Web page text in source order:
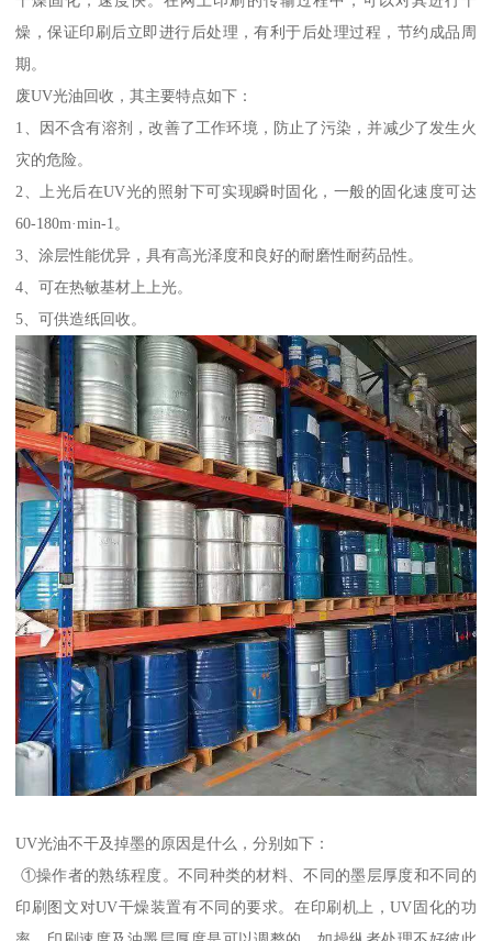
燥，保证印刷后立即进行后处理，有利于后处理过程，节约成品周
期。
废UV光油回收，其主要特点如下：
1、因不含有溶剂，改善了工作环境，防止了污染，并减少了发生火
灾的危险。
2、上光后在UV光的照射下可实现瞬时固化，一般的固化速度可达
60-180m·min-1。
3、涂层性能优异，具有高光泽度和良好的耐磨性耐药品性。
4、可在热敏基材上上光。
5、可供造纸回收。
UV光油不干及掉墨的原因是什么，分别如下：
①操作者的熟练程度。不同种类的材料、不同的墨层厚度和不同的
印刷图文对UV干燥装置有不同的要求。在印刷机上，UV固化的功